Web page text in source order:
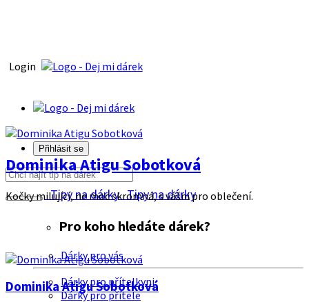
Login
Přihlásit se
Tipy na dárkyTipy na dárky
Pro koho hledáte dárek?
Dárky pro vás
Dárky pro přítelkyni
Dárky pro přítele
Dominika Atigu Sobotková
Kočky milující, ne moc skromná, s vášni pro oblečení.
Dominika Atigu Sobotková